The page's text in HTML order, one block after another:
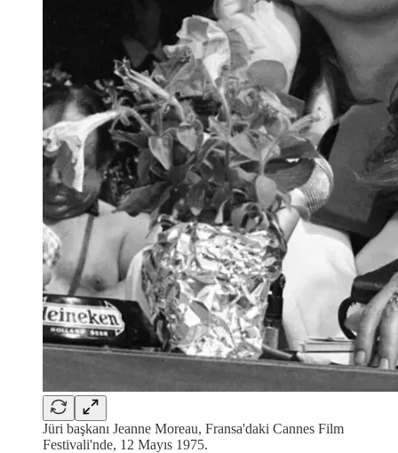
Jüri başkanı Jeanne Moreau, Fransa'daki Cannes Film
Festivali'nde, 12 Mayıs 1975.